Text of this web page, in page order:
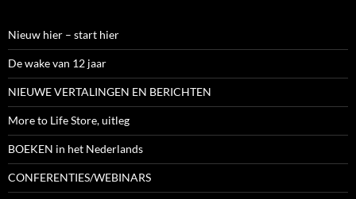
Nieuw hier – start hier
De wake van 12 jaar
NIEUWE VERTALINGEN EN BERICHTEN
More to Life Store, uitleg
BOEKEN in het Nederlands
CONFERENTIES/WEBINARS